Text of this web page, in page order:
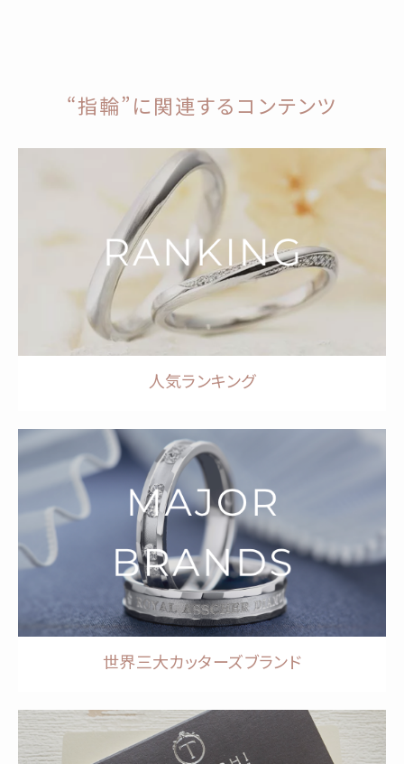
“指輪”に関連するコンテンツ
人気ランキング
世界三大カッターズブランド